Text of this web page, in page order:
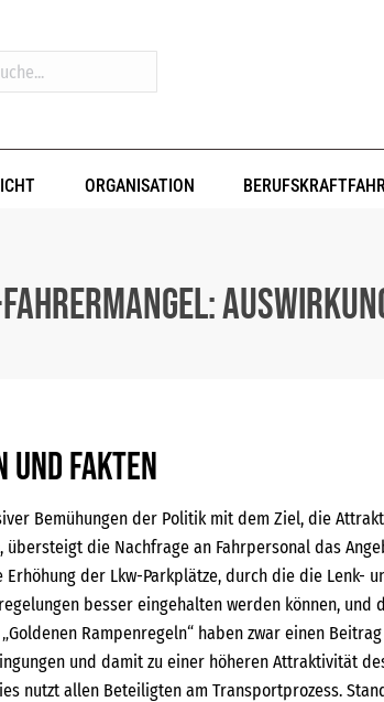
ORGANISATION
und Fakten
Bemühungen der Politik mit dem Ziel, die
übersteigt die Nachfrage an Fahrpersonal das
Erhöhung der Lkw-Parkplätze, durch die die Lenk-
besser eingehalten werden können, und
Rampenregeln“ haben zwar einen
und damit zu einer höheren Attraktivität
nutzt allen Beteiligten am Transportprozess.